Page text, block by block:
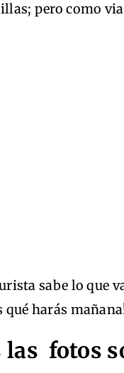
pero como
sabe lo que
qué harás
las fotos